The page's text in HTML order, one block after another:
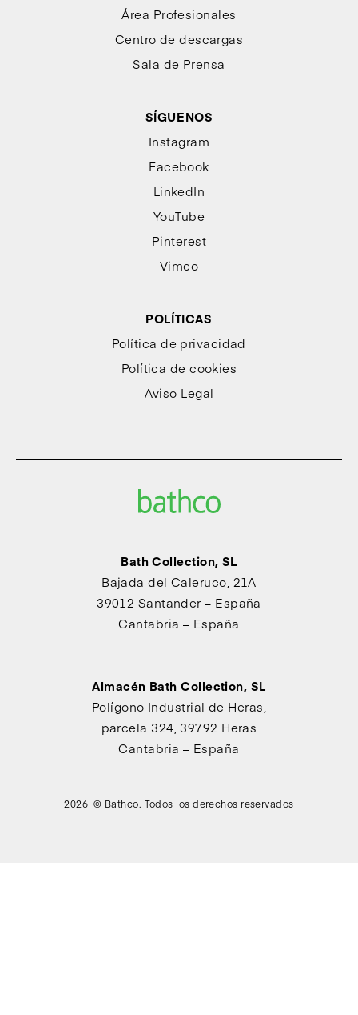
Área Profesionales
Centro de descargas
Sala de Prensa
SÍGUENOS
Instagram
Facebook
LinkedIn
YouTube
Pinterest
Vimeo
POLÍTICAS
Política de privacidad
Política de cookies
Aviso Legal
Bath Collection, SL
Bajada del Caleruco, 21A
39012 Santander – España
Cantabria – España
Almacén Bath Collection, SL
Polígono Industrial de Heras,
parcela 324, 39792 Heras
Cantabria – España
2026 © Bathco. Todos los derechos reservados